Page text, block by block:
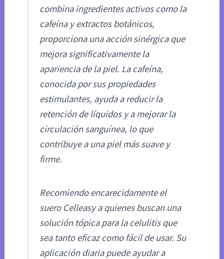
combina ingredientes activos como la
cafeína y extractos botánicos,
proporciona una acción sinérgica que
mejora significativamente la
apariencia de la piel. La cafeína,
conocida por sus propiedades
estimulantes, ayuda a reducir la
retención de líquidos y a mejorar la
circulación sanguínea, lo que
contribuye a una piel más suave y
firme.
Recomiendo encarecidamente el
suero Celleasy a quienes buscan una
solución tópica para la celulitis que
sea tanto eficaz como fácil de usar. Su
aplicación diaria puede ayudar a